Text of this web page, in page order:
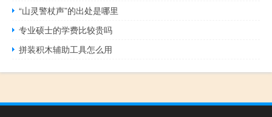
“山灵警杖声”的出处是哪里
专业硕士的学费比较贵吗
拼装积木辅助工具怎么用